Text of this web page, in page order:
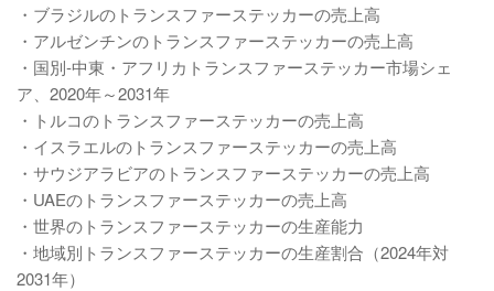
・ブラジルのトランスファーステッカーの売上高
・アルゼンチンのトランスファーステッカーの売上高
・国別-中東・アフリカトランスファーステッカー市場シェ
ア、2020年～2031年
・トルコのトランスファーステッカーの売上高
・イスラエルのトランスファーステッカーの売上高
・サウジアラビアのトランスファーステッカーの売上高
・UAEのトランスファーステッカーの売上高
・世界のトランスファーステッカーの生産能力
・地域別トランスファーステッカーの生産割合（2024年対
2031年）